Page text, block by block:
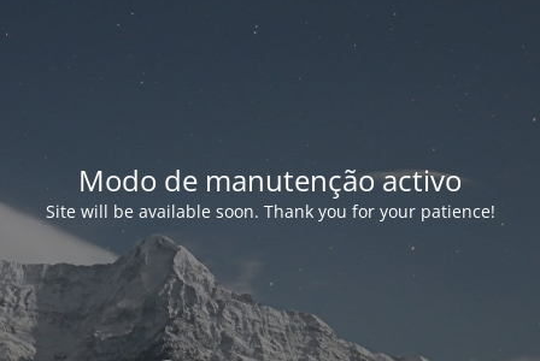
Modo de manutenção activo
Site will be available soon. Thank you for your patience!